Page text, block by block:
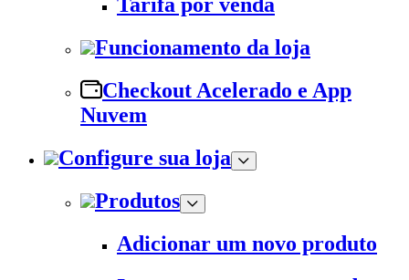
Funcionamento da loja
Checkout Acelerado e App
Nuvem
Configure sua loja
Produtos
Adicionar um novo produto